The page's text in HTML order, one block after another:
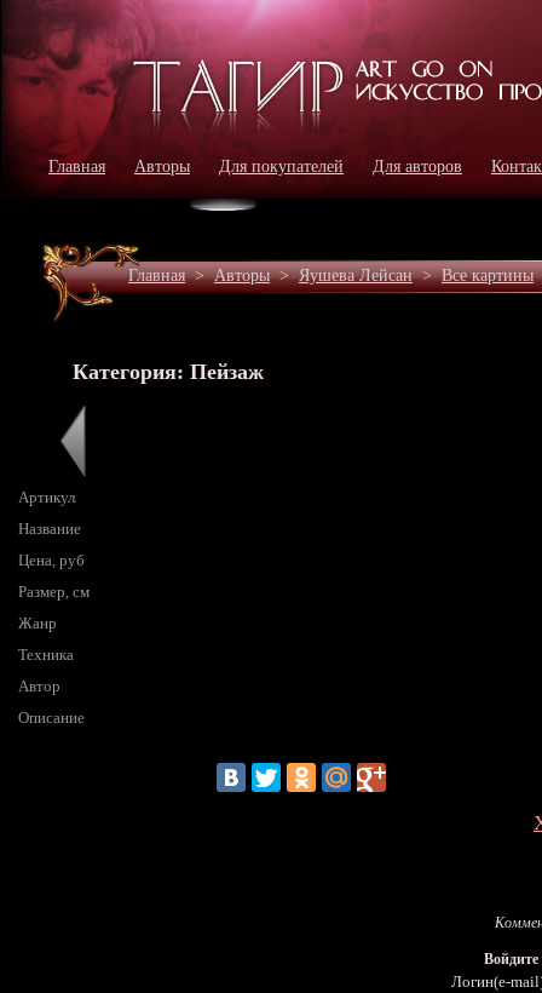
Главная Авторы Для покупателей Для авторов
Главная>Авторы>Яушева Лейсан>Все картины
Категория: Пейзаж
Артикул
Название
Цена, руб
Размер, см
Жанр
Техника
Автор
Описание
Логин(e-